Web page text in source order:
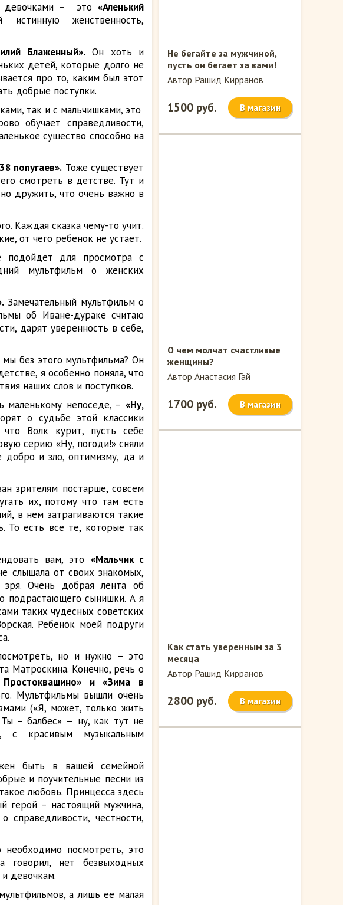
– это«Аленький
истинную женственность,
Блаженный».Он хоть и
детей, которые долго не
про то, каким был этот
добрые поступки.
так и с мальчишками, это
обучает справедливости,
существо способно на
попугаев». Тоже существует
смотреть в детстве. Тут и
дружить, что очень важно в
Каждая сказка чему-то учит.
от чего ребенок не устает.
подойдет для просмотра с
мультфильм о женских
Замечательный мультфильм о
об Иване-дураке считаю
дарят уверенность в себе,
без этого мультфильма? Он
я особенно поняла, что
наших слов и поступков.
маленькому непоседе, – «Ну,
о судьбе этой классики
Волк курит, пусть себе
серию «Ну, погоди!» сняли
добро и зло, оптимизму, да и
зрителям постарше, совсем
их, потому что там есть
в нем затрагиваются такие
То есть все те, которые так
вам, это «Мальчик с
слышала от своих знакомых,
Очень добрая лента об
подрастающего сынишки. А я
таких чудесных советских
Ребенок моей подруги
но и нужно – это
Матроскина. Конечно, речь о
и «Зима в
Мультфильмы вышли очень
(«Я, может, только жить
– балбес» — ну, как тут не
с красивым музыкальным
быть в вашей семейной
и поучительные песни из
любовь. Принцесса здесь
герой – настоящий мужчина,
справедливости, честности,
посмотреть, это
нет безвыходных
девочкам.
а лишь ее малая
Не бегайте за мужчиной,
пусть он бегает за вами!
Автор Рашид Кирранов
1500 руб. В магазин
О чем молчат счастливые
женщины?
Автор Анастасия Гай
1700 руб. В магазин
Как стать уверенным за 3
месяца
Автор Рашид Кирранов
2800 руб. В магазин